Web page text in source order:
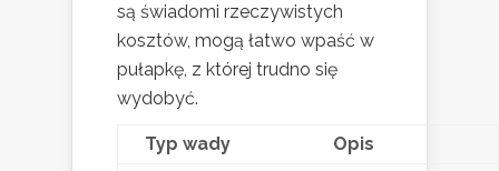
są świadomi rzeczywistych
kosztów, mogą łatwo wpaść w
pułapkę, z której trudno się
wydobyć.
Typ wady Opis